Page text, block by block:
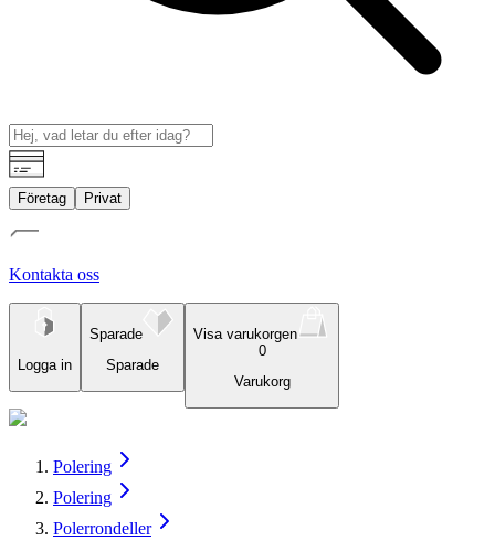
Företag Privat
Kontakta oss
Logga in
Sparade
Sparade
Visa varukorgen
0
Varukorg
Polering
Polering
Polerrondeller